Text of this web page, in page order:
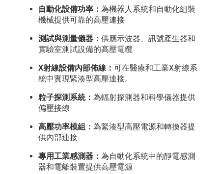
自動化設備功率： 為機器人系統和自動化組裝
機械提供可靠的高壓連接
測試與測量儀器： 供應示波器、訊號產生器和
實驗室測試設備的高壓電纜
X射線設備內部佈線： 可在醫療和工業X射線系
統中實現緊湊型高壓連接。
粒子探測系統： 為輻射探測器和科學儀器提供
偏壓接線
高壓功率模組： 為緊湊型高壓電源和轉換器提
供內部連接
專用工業感測器： 為自動化系統中的靜電感測
器和電離裝置提供高壓電源